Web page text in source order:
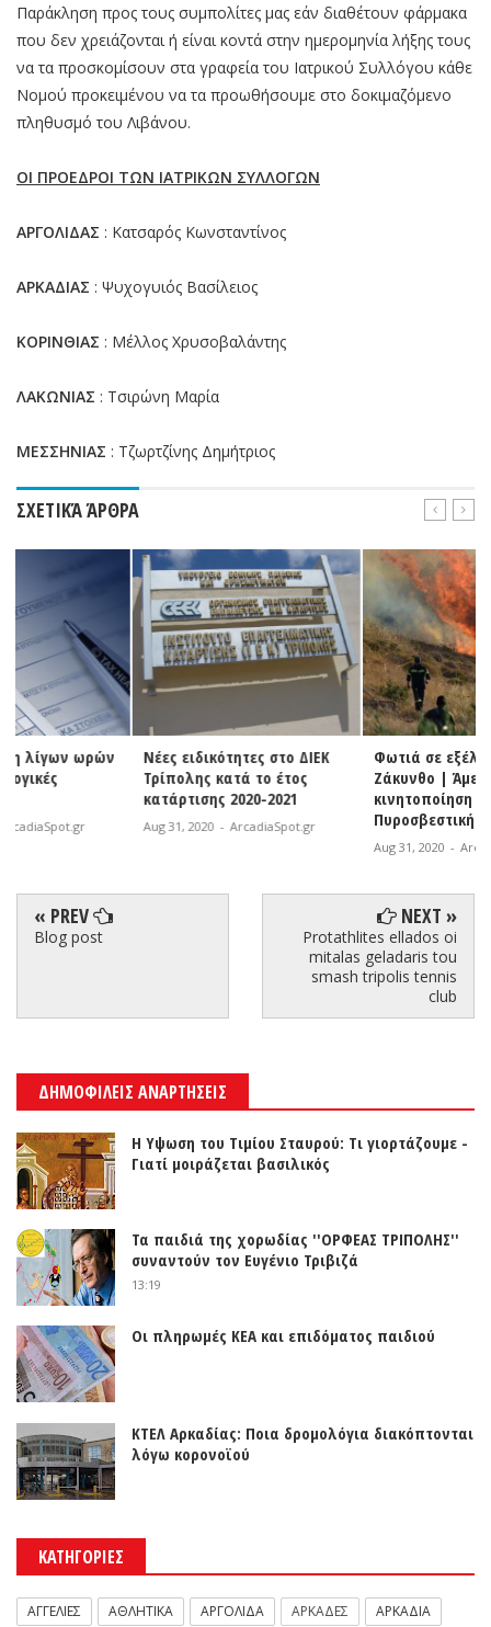
Παράκληση προς τους συμπολίτες μας εάν διαθέτουν φάρμακα
που δεν χρειάζονται ή είναι κοντά στην ημερομηνία λήξης τους
να τα προσκομίσουν στα γραφεία του Ιατρικού Συλλόγου κάθε
Νομού προκειμένου να τα προωθήσουμε στο δοκιμαζόμενο
πληθυσμό του Λιβάνου.
ΟΙ ΠΡΟΕΔΡΟΙ ΤΩΝ ΙΑΤΡΙΚΩΝ ΣΥΛΛΟΓΩΝ
ΑΡΓΟΛΙΔΑΣ : Κατσαρός Κωνσταντίνος
ΑΡΚΑΔΙΑΣ : Ψυχογυιός Βασίλειος
ΚΟΡΙΝΘΙΑΣ : Μέλλος Χρυσοβαλάντης
ΛΑΚΩΝΙΑΣ : Τσιρώνη Μαρία
ΜΕΣΣΗΝΙΑΣ : Τζωρτζίνης Δημήτριος
ΣΧΕΤΙΚΆ ΆΡΘΡΑ
Νέες ειδικότητες στο ΔΙΕΚ
Τρίπολης κατά το έτος
κατάρτισης 2020-2021
Aug 31, 2020 ArcadiaSpot.gr
Φωτιά σε εξέλιξη στη
Ζάκυνθο | Άμεση
κινητοποίηση της
Πυροσβεστικής
ArcadiaSpot.gr
« PREV
Blog post
NEXT »
Protathlites ellados oi
mitalas geladaris tou
smash tripolis tennis
club
ΔΗΜΟΦΙΛΕΙΣ ΑΝΑΡΤΗΣΕΙΣ
Η Υψωση του Τιμίου Σταυρού: Τι γιορτάζουμε -
Γιατί μοιράζεται βασιλικός
Τα παιδιά της χορωδίας ''ΟΡΦΕΑΣ ΤΡΙΠΟΛΗΣ''
συναντούν τον Ευγένιο Τριβιζά
13:19
Οι πληρωμές ΚΕΑ και επιδόματος παιδιού
ΚΤΕΛ Αρκαδίας: Ποια δρομολόγια διακόπτονται
λόγω κορονοϊού
ΚΑΤΗΓΟΡΙΕΣ
ΑΓΓΕΛΙΕΣ ΑΘΛΗΤΙΚΑ ΑΡΓΟΛΙΔΑ ΑΡΚΑΔΕΣ ΑΡΚΑΔΙΑ